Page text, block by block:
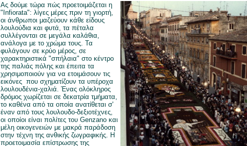
Ας δούμε τώρα πώς προετοιμάζεται η
"Infiorata": λίγες μέρες πριν τη γιορτή,
οι άνθρωποι μαζεύουν κάθε είδους
λουλούδια και φυτά, τα πέταλα
συλλέγονται σε μεγάλα καλάθια,
ανάλογα με το χρώμα τους. Τα
φυλάγουν σε κρύο μέρος, σε
χαρακτηριστικά "σπήλαια" στο κέντρο
της παλιάς πόλης και έπειτα τα
χρησιμοποιούν για να ετοιμάσουν τις
εικόνες που σχηματίζουν τα υπέροχα
λουλουδένια-χαλιά. Ένας ολόκληρος
δρόμος χωρίζεται σε δεκατρία τμήματα,
το καθένα από τα οποία ανατίθεται σ'
έναν από τους λουλουδο-δεξιοτέχνες,
οι οποίοι είναι πολίτες του Genzano και
μέλη οικογενειών με μακρά παράδοση
στην τέχνη της ανθικής ζωγραφικής. Η
προετοιμασία επίστρωσης της